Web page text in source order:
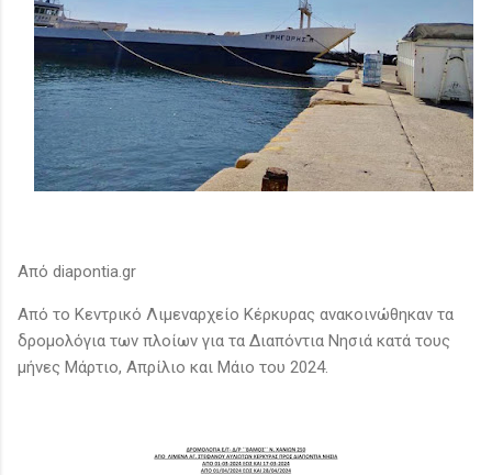
Από diapontia.gr
Από το Κεντρικό Λιμεναρχείο Κέρκυρας ανακοινώθηκαν τα
δρομολόγια των πλοίων για τα Διαπόντια Νησιά κατά τους
μήνες Μάρτιο, Απρίλιο και Μάιο του 2024.